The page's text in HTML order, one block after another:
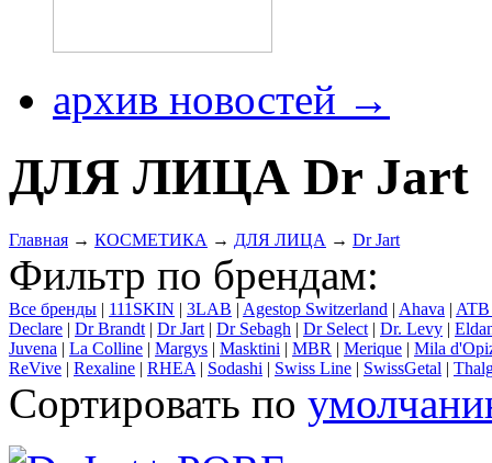
архив новостей →
ДЛЯ ЛИЦА Dr Jart
Главная → КОСМЕТИКА → ДЛЯ ЛИЦА → Dr Jart
Фильтр по брендам:
Все бренды | 111SKIN | 3LAB | Agestop Switzerland | Ahava |
Declare | Dr Brandt | Dr Jart | Dr Sebagh | Dr Select | Dr. Levy |
Juvena | La Colline | Margys | Masktini | MBR | Merique | Mila
ReVive | Rexaline | RHEA | Sodashi | Swiss Line | SwissGetal |
Сортировать по